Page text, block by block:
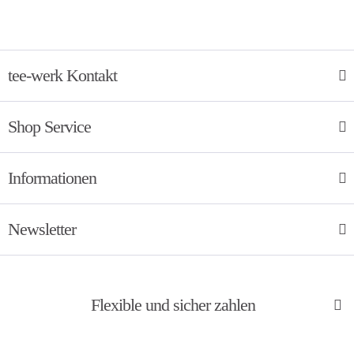
tee-werk Kontakt
Shop Service
Informationen
Newsletter
Flexible und sicher zahlen